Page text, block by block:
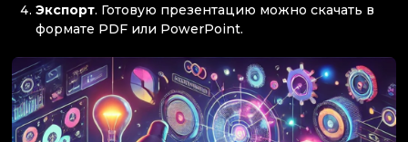
Экспорт. Готовую презентацию можно скачать в
формате PDF или PowerPoint.